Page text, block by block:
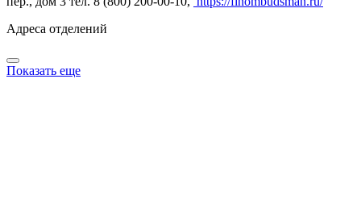
Адреса отделений
Показать еще